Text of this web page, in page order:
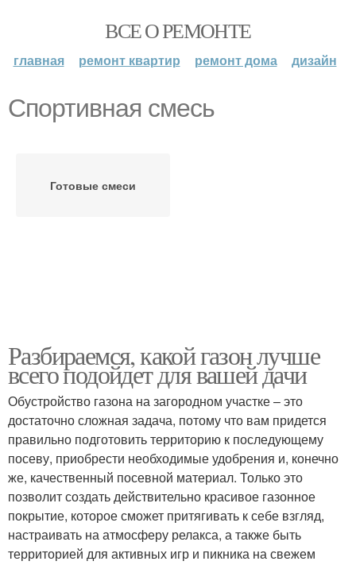
ВСЕ О РЕМОНТЕ
главная ремонт квартир ремонт дома дизайн
Спортивная смесь
Готовые смеси
Разбираемся, какой газон лучше
всего подойдет для вашей дачи
Обустройство газона на загородном участке – это
достаточно сложная задача, потому что вам придется
правильно подготовить территорию к последующему
посеву, приобрести необходимые удобрения и, конечно
же, качественный посевной материал. Только это
позволит создать действительно красивое газонное
покрытие, которое сможет притягивать к себе взгляд,
настраивать на атмосферу релакса, а также быть
территорией для активных игр и пикника на свежем